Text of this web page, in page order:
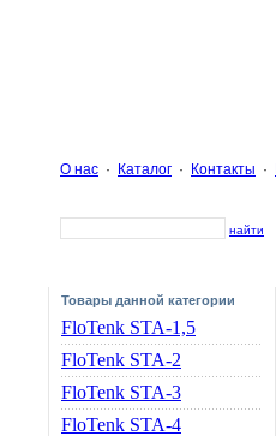
О нас · Каталог · Контакты ·
найти
Товары данной категории
FloTenk STA-1,5
FloTenk STA-2
FloTenk STA-3
FloTenk STA-4